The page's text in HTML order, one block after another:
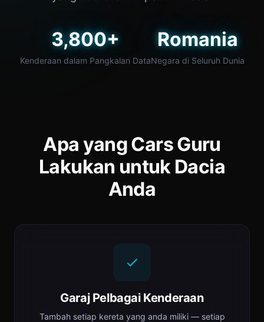
3,800+
Kenderaan dalam Pangkalan Data
Romania
Negara di Seluruh Dunia
Apa yang Cars Guru
Lakukan untuk Dacia
Anda
Garaj Pelbagai Kenderaan
Tambah setiap kereta yang anda miliki — setiap